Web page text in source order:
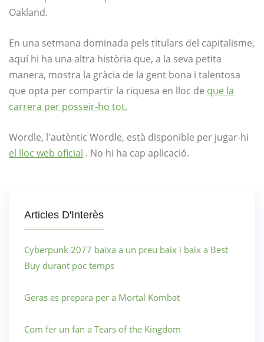
Oakland.
En una setmana dominada pels titulars del capitalisme,
aquí hi ha una altra història que, a la seva petita
manera, mostra la gràcia de la gent bona i talentosa
que opta per compartir la riquesa en lloc de que la
carrera per posseir-ho tot.
Wordle, l'autèntic Wordle, està disponible per jugar-hi
el lloc web oficial . No hi ha cap aplicació.
Articles D'Interès
Cyberpunk 2077 baixa a un preu baix i baix a Best
Buy durant poc temps
Geras es prepara per a Mortal Kombat
Com fer un fan a Tears of the Kingdom